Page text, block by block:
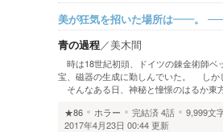
美が狂気を招いた場所は――。
青の過程／美木間
時は18世紀初頭、ドイツの錬金術師ベ
宝、磁器の生成に勤しんでいた。 しか
そんなある日、神秘と憧憬のはるか東
★86
ホラー 完結済4話
9,999文
2017年4月23日 00:44 更新